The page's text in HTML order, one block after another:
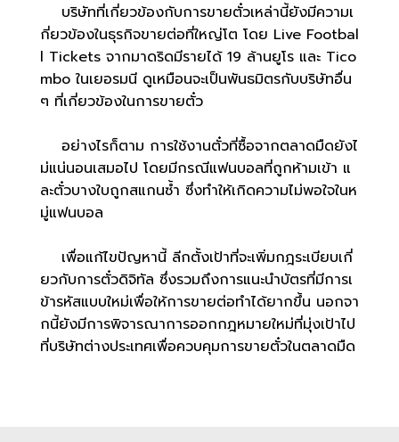
บริษัทที่เกี่ยวข้องกับการขายตั๋วเหล่านี้ยังมีความเ
กี่ยวข้องในธุรกิจขายต่อที่ใหญ่โต โดย Live Footbal
l Tickets จากมาดริดมีรายได้ 19 ล้านยูโร และ Tico
mbo ในเยอรมนี ดูเหมือนจะเป็นพันธมิตรกับบริษัทอื่น
ๆ ที่เกี่ยวข้องในการขายตั๋ว
อย่างไรก็ตาม การใช้งานตั๋วที่ซื้อจากตลาดมืดยังไ
ม่แน่นอนเสมอไป โดยมีกรณีแฟนบอลที่ถูกห้ามเข้า แ
ละตั๋วบางใบถูกสแกนซ้ำ ซึ่งทำให้เกิดความไม่พอใจในห
มู่แฟนบอล
เพื่อแก้ไขปัญหานี้ ลีกตั้งเป้าที่จะเพิ่มกฎระเบียบเกี่
ยวกับการตั๋วดิจิทัล ซึ่งรวมถึงการแนะนำบัตรที่มีการเ
ข้ารหัสแบบใหม่เพื่อให้การขายต่อทำได้ยากขึ้น นอกจา
กนี้ยังมีการพิจารณาการออกกฎหมายใหม่ที่มุ่งเป้าไป
ที่บริษัทต่างประเทศเพื่อควบคุมการขายตั๋วในตลาดมืด